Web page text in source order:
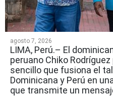
agosto 7, 2026
LIMA, Perú.– El
peruano Chiko
sencillo que fusiona el
Dominicana y Perú en
que transmite un